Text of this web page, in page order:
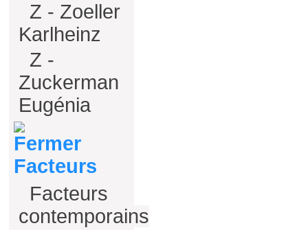
Z - Zoeller
Karlheinz
Z -
Zuckerman
Eugénia
Facteurs
Facteurs
contemporains